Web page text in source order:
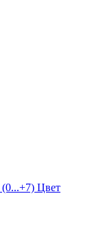
Цвет